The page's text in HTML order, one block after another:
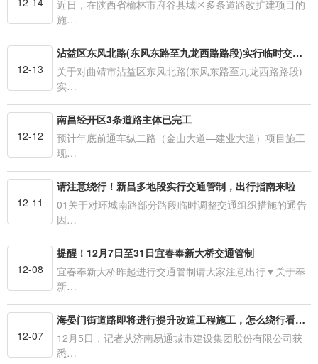
近日，在陕西省榆林市府谷县城区多条道路改扩建项目的
施…
12-13
沾益区东风北路(东风东路至九龙西路路段)实行临时交通管制
关于对曲靖市沾益区东风北路(东风东路至九龙西路路段)
实…
12-12
南昌经开区3条道路主体已完工
预计年底前通车纵二路（金山大道—建业大道）项目施工
现…
12-11
请注意绕行！新昌多地段实行交通管制，出行指南来啦
01关于对环城南路部分路段临时调整交通组织措施的通告
因…
12-08
提醒！12月7日至31日宜春奉新大桥交通管制
宜春奉新大桥昨起进行交通管制请大家注意出行▼关于奉
新…
12-07
海晏门街道路即将进行提升改造工程施工，怎么绕行看这里！
12月5日，记者从济南易通城市建设集团股份有限公司获
悉…